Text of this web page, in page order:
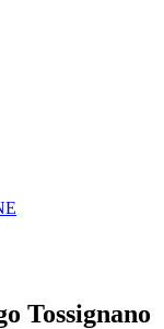
Tossignano